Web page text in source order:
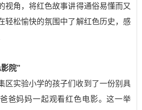
视角，将红色故事讲得通俗易懂而又
轻松愉快的氛围中了解红色历史，感
院”
区实验小学的孩子们收到了一份别具
爸妈妈一起观看红色电影。这一举